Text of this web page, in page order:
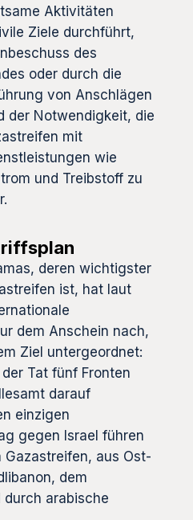
Aktivitäten
Ziele durchführt,
des
oder durch die
von Anschlägen
der Notwendigkeit, die
mit
wie
und Treibstoff zu
deren wichtigster
ist, hat laut
dem Anschein nach,
Ziel untergeordnet:
Tat fünf Fronten
darauf
einzigen
gegen Israel führen
Gazastreifen, aus Ost-
dem
durch arabische